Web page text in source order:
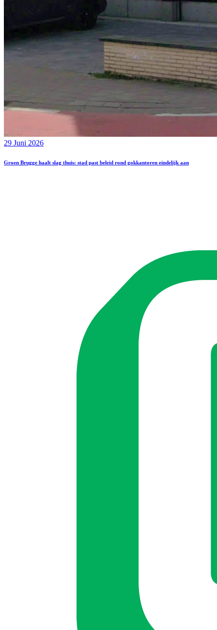
29 Juni 2026
Groen Brugge haalt slag thuis: stad past beleid rond gokkantoren eindelijk aan